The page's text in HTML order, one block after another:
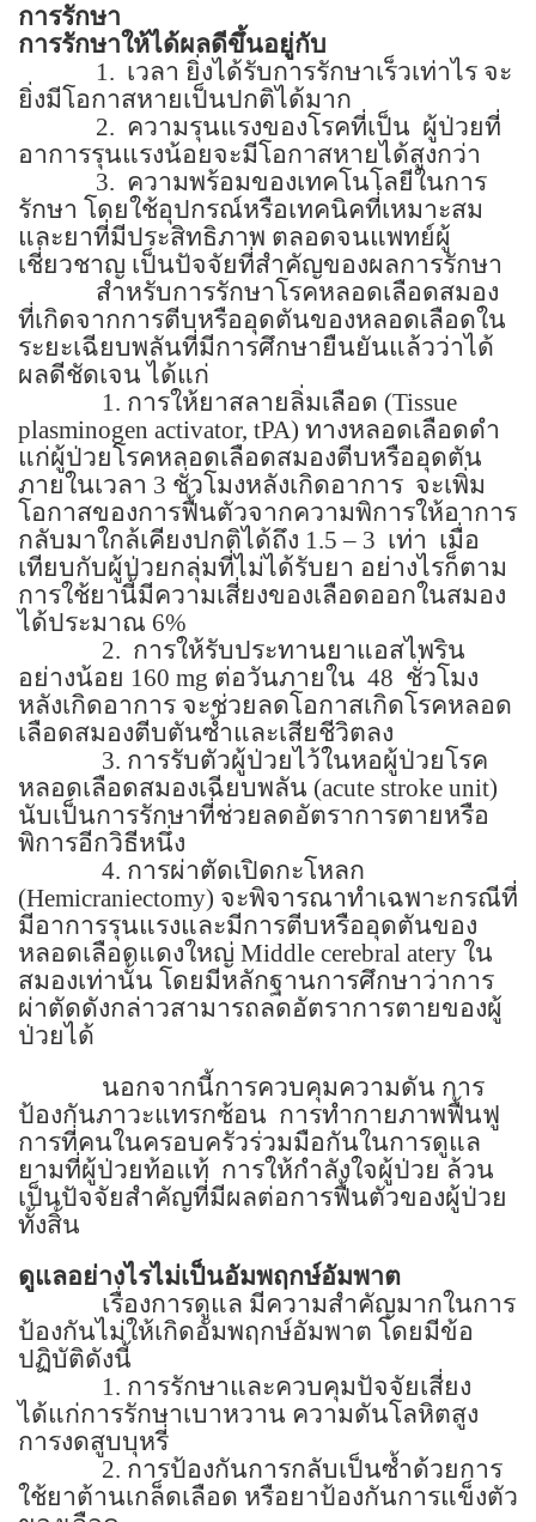
การรักษา
การรักษาให้ได้ผลดีขึ้นอยู่กับ
1. เวลา ยิ่งได้รับการรักษาเร็วเท่าไร จะ
ยิ่งมีโอกาสหายเป็นปกติได้มาก
2. ความรุนแรงของโรคที่เป็น ผู้ป่วยที่
อาการรุนแรงน้อยจะมีโอกาสหายได้สูงกว่า
3. ความพร้อมของเทคโนโลยีในการ
รักษา โดยใช้อุปกรณ์หรือเทคนิคที่เหมาะสม
และยาที่มีประสิทธิภาพ ตลอดจนแพทย์ผู้
เชี่ยวชาญ เป็นปัจจัยที่สำคัญของผลการรักษา
สำหรับการรักษาโรคหลอดเลือดสมอง
ที่เกิดจากการตีบหรืออุดตันของหลอดเลือดใน
ระยะเฉียบพลันที่มีการศึกษายืนยันแล้วว่าได้
ผลดีชัดเจน ได้แก่
1. การให้ยาสลายลิ่มเลือด (Tissue
plasminogen activator, tPA) ทางหลอดเลือดดำ
แก่ผู้ป่วยโรคหลอดเลือดสมองตีบหรืออุดตัน
ภายในเวลา 3 ชั่วโมงหลังเกิดอาการ จะเพิ่ม
โอกาสของการฟื้นตัวจากความพิการให้อาการ
กลับมาใกล้เคียงปกติได้ถึง 1.5 – 3 เท่า เมื่อ
เทียบกับผู้ป่วยกลุ่มที่ไม่ได้รับยา อย่างไรก็ตาม
การใช้ยานี้มีความเสี่ยงของเลือดออกในสมอง
ได้ประมาณ 6%
2. การให้รับประทานยาแอสไพริน
อย่างน้อย 160 mg ต่อวันภายใน 48 ชั่วโมง
หลังเกิดอาการ จะช่วยลดโอกาสเกิดโรคหลอด
เลือดสมองตีบตันซ้ำและเสียชีวิตลง
3. การรับตัวผู้ป่วยไว้ในหอผู้ป่วยโรค
หลอดเลือดสมองเฉียบพลัน (acute stroke unit)
นับเป็นการรักษาที่ช่วยลดอัตราการตายหรือ
พิการอีกวิธีหนึ่ง
4. การผ่าตัดเปิดกะโหลก
(Hemicraniectomy) จะพิจารณาทำเฉพาะกรณีที่
มีอาการรุนแรงและมีการตีบหรืออุดตันของ
หลอดเลือดแดงใหญ่ Middle cerebral atery ใน
สมองเท่านั้น โดยมีหลักฐานการศึกษาว่าการ
ผ่าตัดดังกล่าวสามารถลดอัตราการตายของผู้
ป่วยได้
นอกจากนี้การควบคุมความดัน การ
ป้องกันภาวะแทรกซ้อน การทำกายภาพฟื้นฟู
การที่คนในครอบครัวร่วมมือกันในการดูแล
ยามที่ผู้ป่วยท้อแท้ การให้กำลังใจผู้ป่วย ล้วน
เป็นปัจจัยสำคัญที่มีผลต่อการฟื้นตัวของผู้ป่วย
ทั้งสิ้น
ดูแลอย่างไรไม่เป็นอัมพฤกษ์อัมพาต
เรื่องการดูแล มีความสำคัญมากในการ
ป้องกันไม่ให้เกิดอัมพฤกษ์อัมพาต โดยมีข้อ
ปฏิบัติดังนี้
1. การรักษาและควบคุมปัจจัยเสี่ยง
ได้แก่การรักษาเบาหวาน ความดันโลหิตสูง
การงดสูบบุหรี่
2. การป้องกันการกลับเป็นซ้ำด้วยการ
ใช้ยาต้านเกล็ดเลือด หรือยาป้องกันการแข็งตัว